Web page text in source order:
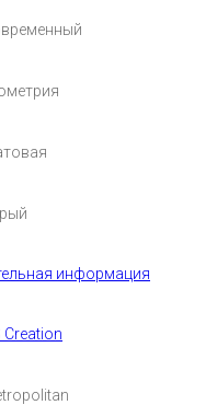
информация
Creation